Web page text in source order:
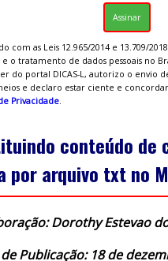
com as Leis 12.965/2014 e 13.709/
o tratamento de dados pessoais no
do portal DICAS-L, autorizo o envio
e declaro estar ciente e
Privacidade.
conteúdo de
por arquivo txt no
Dorothy Estevao
Publicação: 18 de